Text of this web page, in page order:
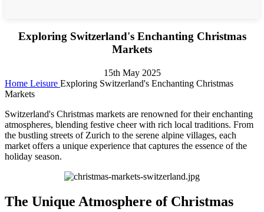
Exploring Switzerland's Enchanting Christmas
Markets
15th May 2025
Home Leisure Exploring Switzerland's Enchanting Christmas
Markets
Switzerland's Christmas markets are renowned for their enchanting
atmospheres, blending festive cheer with rich local traditions. From
the bustling streets of Zurich to the serene alpine villages, each
market offers a unique experience that captures the essence of the
holiday season.
The Unique Atmosphere of Christmas